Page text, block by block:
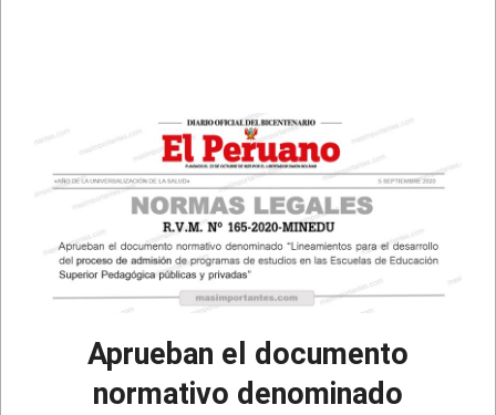
Aprueban el documento
normativo denominado